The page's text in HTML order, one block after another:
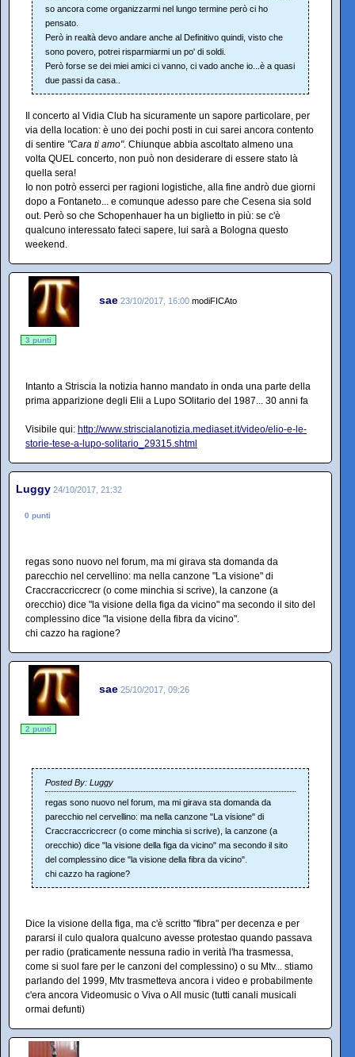
so ancora come organizzarmi nel lungo termine però ci ho
pensato.
Però in realtà devo andare anche al Definitivo quindi, visto che
sono povero, potrei risparmiarmi un po' di soldi.
Però forse se dei miei amici ci vanno, ci vado anche io...è a quasi
due passi da casa..
Il concerto al Vidia Club ha sicuramente un sapore particolare, per
via della location: è uno dei pochi posti in cui sarei ancora contento
di sentire "Cara ti amo". Chiunque abbia ascoltato almeno una
volta QUEL concerto, non può non desiderare di essere stato là
quella sera!
Io non potrò esserci per ragioni logistiche, alla fine andrò due giorni
dopo a Fontaneto... e comunque adesso pare che Cesena sia sold
out. Però so che Schopenhauer ha un biglietto in più: se c'è
qualcuno interessato fateci sapere, lui sarà a Bologna questo
weekend.
sae 23/10/2017, 16:00 modiFICAto
3 punti
Intanto a Striscia la notizia hanno mandato in onda una parte della
prima apparizione degli Elii a Lupo SOlitario del 1987... 30 anni fa
Visibile qui: http://www.striscialanotizia.mediaset.it/video/elio-e-le-
storie-tese-a-lupo-solitario_29315.shtml
Luggy 24/10/2017, 21:32
0 punti
regas sono nuovo nel forum, ma mi girava sta domanda da
parecchio nel cervellino: ma nella canzone "La visione" di
Craccraccriccrecr (o come minchia si scrive), la canzone (a
orecchio) dice "la visione della figa da vicino" ma secondo il sito del
complessino dice "la visione della fibra da vicino".
chi cazzo ha ragione?
sae 25/10/2017, 09:26
2 punti
Posted By: Luggy
regas sono nuovo nel forum, ma mi girava sta domanda da
parecchio nel cervellino: ma nella canzone "La visione" di
Craccraccriccrecr (o come minchia si scrive), la canzone (a
orecchio) dice "la visione della figa da vicino" ma secondo il sito
del complessino dice "la visione della fibra da vicino".
chi cazzo ha ragione?
Dice la visione della figa, ma c'è scritto "fibra" per decenza e per
pararsi il culo qualora qualcuno avesse protestao quando passava
per radio (praticamente nessuna radio in verità l'ha trasmessa,
come si suol fare per le canzoni del complessino) o su Mtv... stiamo
parlando del 1999, Mtv trasmetteva ancora i video e probabilmente
c'era ancora Videomusic o Viva o All music (tutti canali musicali
ormai defunti)